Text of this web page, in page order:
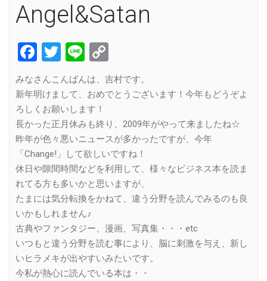
Angel&Satan
Facebook
Twitter
Line
Link
みなさんこんばんは、吉村です。
新年明けまして、おめでとうございます！今年もどうぞよ
ろしくお願いします！
長かった正月休みも終り、2009年がやって来ましたね☆
昨年が色々悪いニュースが多かったですが、今年
「Change!」して欲しいですね！
休日や隙間時間などを利用して、様々なビジネス本を読ま
れてる方も多いかと思いますが、
たまには気分転換をかねて、違う分野を読んでみるのも良
いかもしれません♪
古典やファンタジー、漫画、写真集・・・etc
いつもと違う分野を読む事により、脳に刺激を与え、新し
いヒラメキが出やすいみたいです。
今私が熱心に読んでいる本は・・